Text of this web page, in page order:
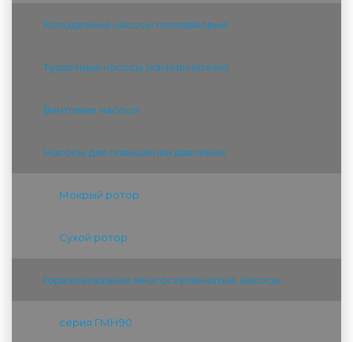
Колодезные насосы поплавковые
Туалетные насосы (измельчители)
Винтовые насосы
Насосы для повышения давления
Мокрый ротор
Сухой ротор
Горизонтальные многоступенчатые насосы
серия ГМН90